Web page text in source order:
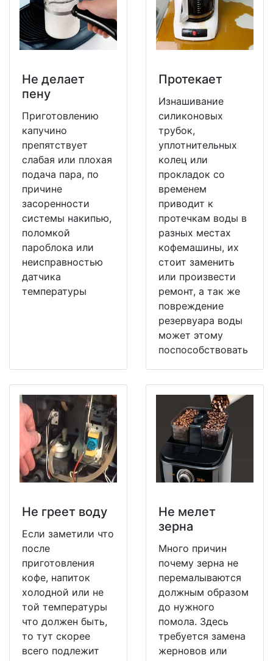
Не делает
пену
Приготовлению
капучино
препятствует
слабая или плохая
подача пара, по
причине
засоренности
системы накипью,
поломкой
пароблока или
неисправностью
датчика
температуры
Протекает
Изнашивание
силиконовых
трубок,
уплотнительных
колец или
прокладок со
временем
приводит к
протечкам воды в
разных местах
кофемашины, их
стоит заменить
или произвести
ремонт, а так же
повреждение
резервуара воды
может этому
поспособствовать
Не греет воду
Если заметили что
после
приготовления
кофе, напиток
холодной или не
той температуры
что должен быть,
то тут скорее
всего подлежит
Не мeлет
зерна
Много причин
почему зерна не
перемалываются
должным образом
до нужного
помола. Здесь
требуется замена
жерновов или